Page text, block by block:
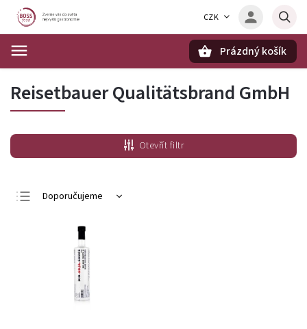
CZK
Prázdný košík
Reisetbauer Qualitätsbrand GmbH
Otevřít filtr
Doporučujeme
Nejdražší
Nejprodávanější
Abecedně